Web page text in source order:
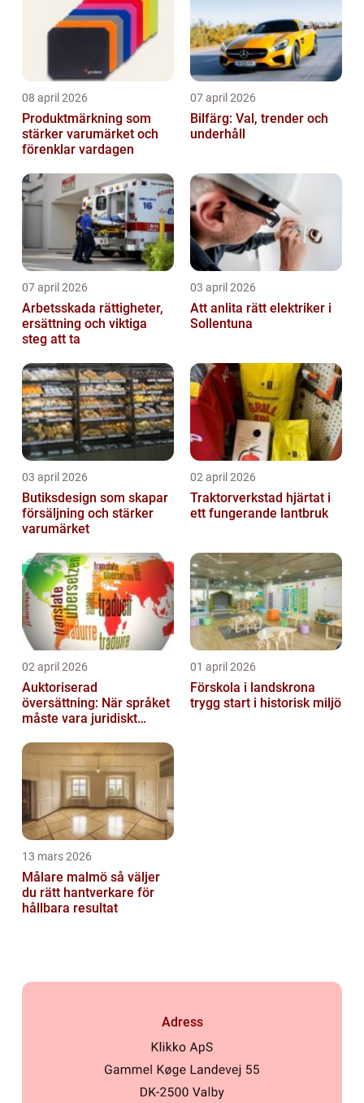
08 april 2026
Produktmärkning som
stärker varumärket och
förenklar vardagen
07 april 2026
Bilfärg: Val, trender och
underhåll
07 april 2026
Arbetsskada rättigheter,
ersättning och viktiga
steg att ta
03 april 2026
Att anlita rätt elektriker i
Sollentuna
03 april 2026
Butiksdesign som skapar
försäljning och stärker
varumärket
02 april 2026
Traktorverkstad hjärtat i
ett fungerande lantbruk
02 april 2026
Auktoriserad
översättning: När språket
måste vara juridiskt
01 april 2026
Förskola i landskrona
trygg start i historisk miljö
13 mars 2026
Målare malmö så väljer
du rätt hantverkare för
hållbara resultat
Adress